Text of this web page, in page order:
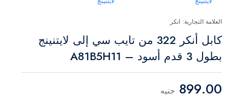
العلامة التجارية: انكر
كابل أنكر 322 من تايب سي إلى لايتنينج
بطول 3 قدم أسود – A81B5H11
899.00 جنيه